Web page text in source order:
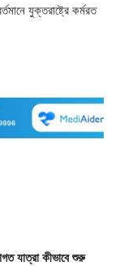
যুক্তরাষ্ট্রে কর্মরত
যাত্রা কীভাবে শুরু